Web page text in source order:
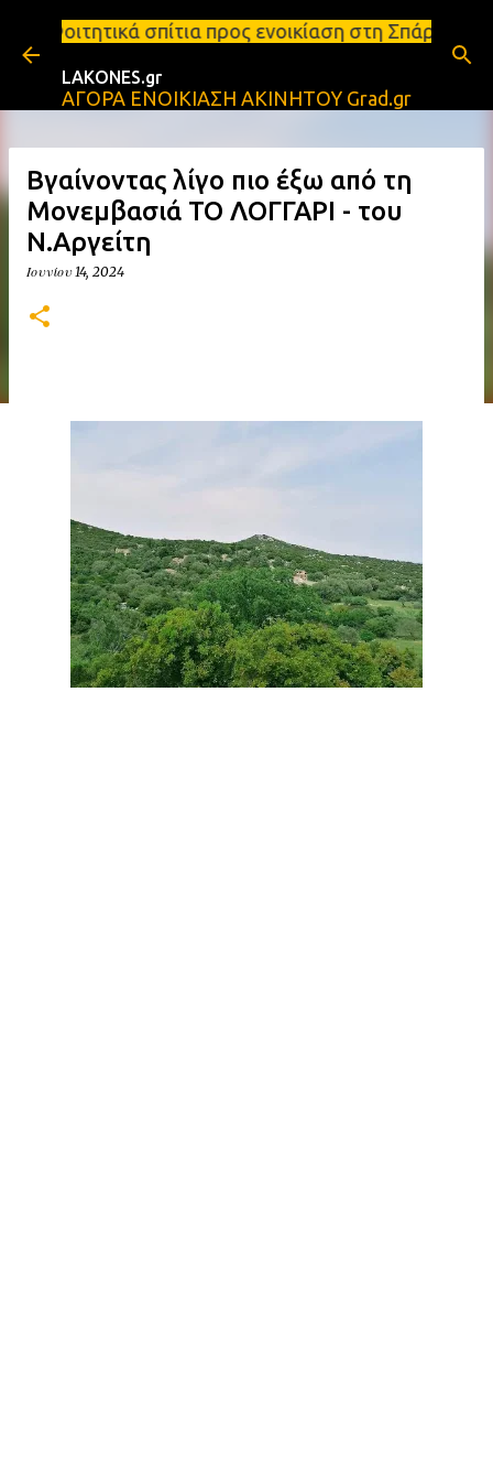
Μετάβαση στο κύριο περιεχόμενο
προς ενοικίαση στη Σπάρτη Ενοικιάσεις
LAKONES.gr
ΑΓΟΡΑ ΕΝΟΙΚΙΑΣΗ ΑΚΙΝΗΤΟΥ Grad.gr
Βγαίνοντας λίγο πιο έξω από τη
Μονεμβασιά ΤΟ ΛΟΓΓΑΡΙ - του
Ν.Αργείτη
Ιουνίου 14, 2024